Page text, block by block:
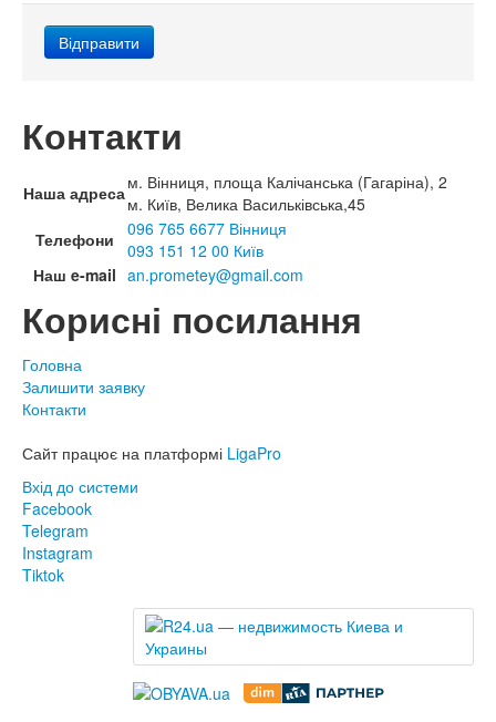
Контакти
Наша адресам. Вінниця, площа Калічанська (Гагаріна), 2
м. Київ, Велика Васильківська,45
Телефони
096 765 6677 Вінниця
093 151 12 00 Київ
Наш e-mail an.prometey@gmail.com
Корисні посилання
Головна
Залишити заявку
Контакти
Сайт працює на платформі LigaPro
Вхід до системи
Facebook
Telegram
Instagram
Tiktok